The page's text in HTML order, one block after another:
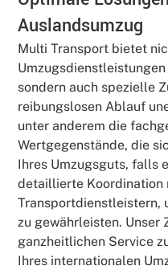
Auslandsumzug
Multi Transport bietet
sondern auch spezielle
reibungslosen Ablauf
unter anderem die
Wertgegenstände, die
Ihres Umzugsguts, falls
detaillierte Koordination
Transportdienstleistern,
zu gewährleisten. Unser
ganzheitlichen Service
Ihres internationalen